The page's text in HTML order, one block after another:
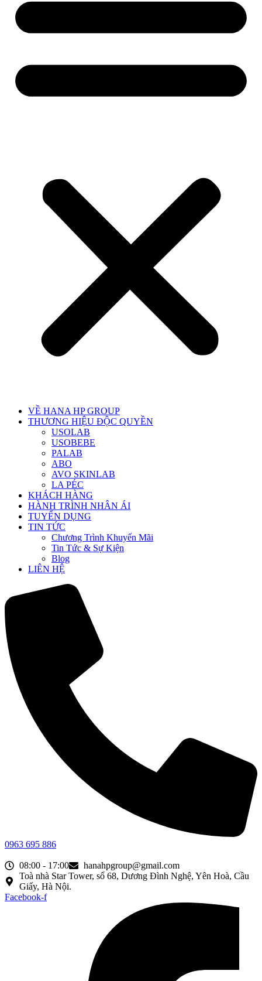
VỀ HANA HP GROUP
THƯƠNG HIỆU ĐỘC QUYỀN
USOLAB
USOBEBE
PALAB
ABO
AVO SKINLAB
LA PÉC
KHÁCH HÀNG
HÀNH TRÌNH NHÂN ÁI
TUYỂN DỤNG
TIN TỨC
Chương Trình Khuyến Mãi
Tin Tức & Sự Kiện
Blog
LIÊN HỆ
0963 695 886
08:00 - 17:00
hanahpgroup@gmail.com
Toà nhà Star Tower, số 68, Dương Đình Nghệ, Yên Hoà, Cầu
Giấy, Hà Nội.
Facebook-f